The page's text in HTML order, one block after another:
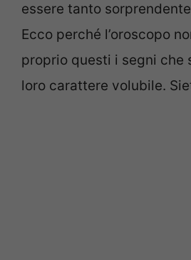
essere tanto
Ecco perché l’oroscopo
proprio questi i segni che
loro carattere volubile.